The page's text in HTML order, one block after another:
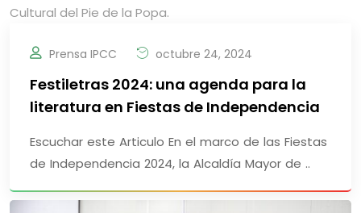
Cultural del Pie de la Popa.
Prensa IPCC octubre 24, 2024
Festiletras 2024: una agenda para la
literatura en Fiestas de Independencia
Escuchar este Articulo En el marco de las Fiestas
de Independencia 2024, la Alcaldía Mayor de ..